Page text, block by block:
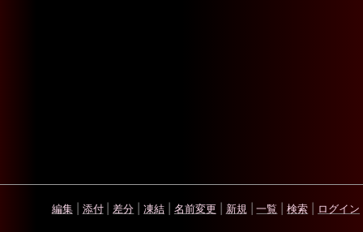
編集 添付 差分 凍結 名前変更 新規 一覧 検索 ログイン